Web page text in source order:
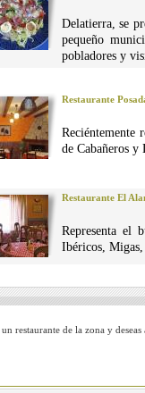
Delatierra, se
pequeño
pobladores y
Restaurante
Reciéntemente
de Cabañeros y
Restaurante El
Representa el
Ibéricos, Migas,
un restaurante de la zona y